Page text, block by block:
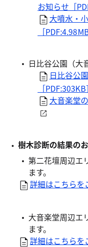
お知らせ［
大噴水・
［PDF:4.98MB
日比谷公園（大
日比谷公
［PDF:303KB］
大音楽堂
樹木診断の結果の
第二花壇周辺エ
ます。
詳細はこちらを
大音楽堂周辺エ
ます。
詳細はこちらを